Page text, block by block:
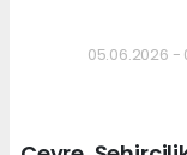
05.06.2026 -